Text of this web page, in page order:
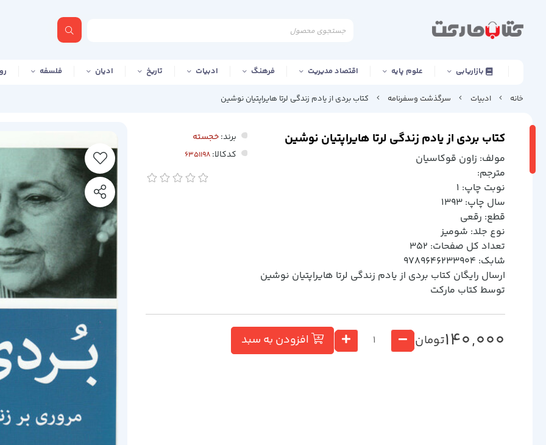
بازاریابی علوم پایه اقتصاد مدیریت فرهنگ ادبیات تاریخ ادیان فلسفه
خانه ادبیات سرگذشت وسفرنامه کتاب بردی از یادم زندگی لرتا هایراپتیان نوشین
کتاب بردی از یادم زندگی لرتا هایراپتیان نوشین
مولف: زاون قوكاسيان
مترجم:
نوبت چاپ: 1
سال چاپ: 1393
قطع: رقعي
نوع جلد: شوميز
تعداد کل صفحات: 352
شابک: 9789646233904
ارسال رایگان کتاب بردي از يادم زندگي لرتا هايراپتيان نوشين
توسط کتاب مارکت
برند:خجسته
کدکالا:
140,000تومان افزودن به سبد